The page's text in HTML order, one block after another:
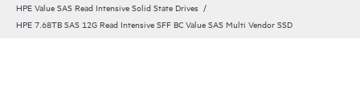
HPE Value SAS Read Intensive Solid State Drives
HPE 7.68TB SAS 12G Read Intensive SFF BC Value SAS Multi Vendor SSD